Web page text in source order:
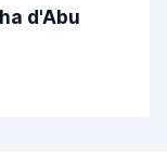
d'Abu